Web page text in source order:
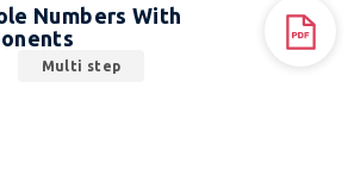
Numbers With
Multi step